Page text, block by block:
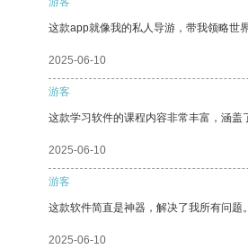
这款app就像我的私人导游，带我领略世
2025-06-10
游客
这款学习软件的课程内容非常丰富，涵盖
2025-06-10
游客
这款软件简直是神器，解决了我所有问题。
2025-06-10